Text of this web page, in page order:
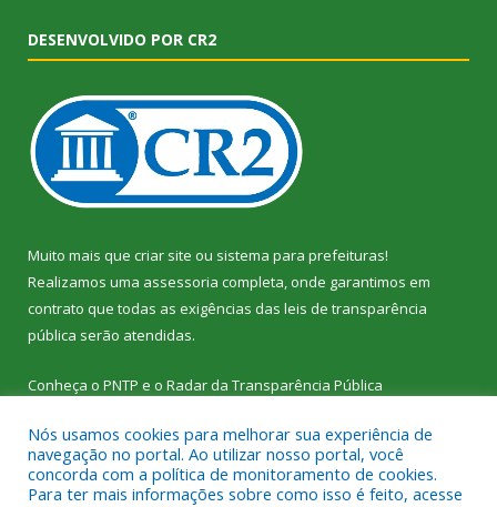
DESENVOLVIDO POR CR2
Muito mais que criar site ou sistema para prefeituras!
Realizamos uma assessoria completa, onde garantimos em
contrato que todas as exigências das leis de transparência
pública serão atendidas.
Conheça o PNTP e o Radar da Transparência Pública
Todos os direitos reservados a Câmara Municipal de Vitória do
Nós usamos cookies para melhorar sua experiência de
navegação no portal. Ao utilizar nosso portal, você
concorda com a política de monitoramento de cookies.
Para ter mais informações sobre como isso é feito, acesse